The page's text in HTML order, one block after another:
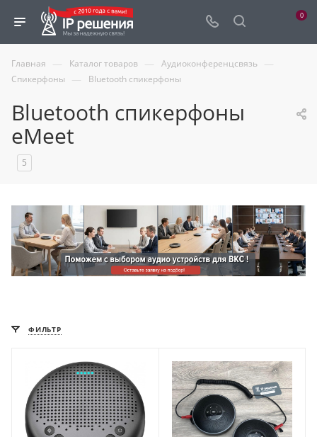
0
Главная — Каталог товаров — Аудиоконференцсвязь —
Спикерфоны — Bluetooth спикерфоны
Bluetooth спикерфоны
eMeet
5
ФИЛЬТР